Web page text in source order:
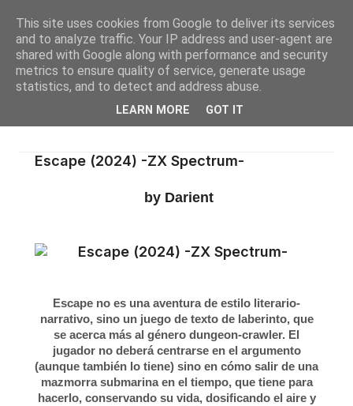
Escape (2024) -ZX Spectrum-
by Darient
Escape no es una aventura de estilo literario-
narrativo, sino un juego de texto de laberinto, que
se acerca más al género dungeon-crawler. El
jugador no deberá centrarse en el argumento
(aunque también lo tiene) sino en cómo salir de una
mazmorra submarina en el tiempo, que tiene para
hacerlo, conservando su vida, dosificando el aire y
This site uses cookies from Google to deliver its services
and to analyze traffic. Your IP address and user-agent are
shared with Google along with performance and security
metrics to ensure quality of service, generate usage
statistics, and to detect and address abuse.
LEARN MORE GOT IT